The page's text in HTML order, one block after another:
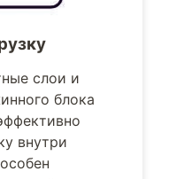
слои и
блока
внутри